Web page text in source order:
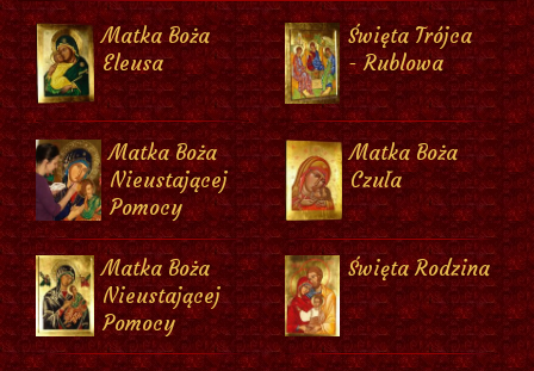
Matka Boża
Eleusa
Matka Boża
Nieustającej
Pomocy
Matka Boża
Nieustającej
Pomocy
Święta Trójca
- Rublowa
Matka Boża
Czuła
Święta Rodzina